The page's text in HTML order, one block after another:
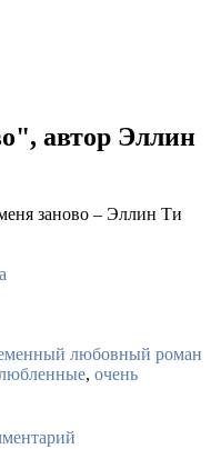
автор Эллин
любовный роман
, очень